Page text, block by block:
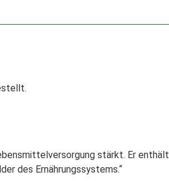
stärkt. Er enthält
des Ernährungssystems.“